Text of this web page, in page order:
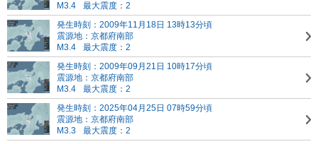
M3.4
最大震度：2
発生時刻：2009年11月18日 13時13分頃
震源地：京都府南部
M3.4
最大震度：2
発生時刻：2009年09月21日 10時17分頃
震源地：京都府南部
M3.4
最大震度：2
発生時刻：2025年04月25日 07時59分頃
震源地：京都府南部
M3.3
最大震度：2